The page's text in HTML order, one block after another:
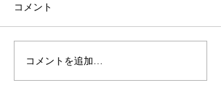
お祈りとお願い
コメント
コメントを追加…